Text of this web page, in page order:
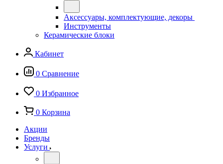
Аксессуары, комплектующие, декоры
Инструменты
Керамические блоки
Кабинет
0 Сравнение
0 Избранное
0 Корзина
Акции
Бренды
Услуги